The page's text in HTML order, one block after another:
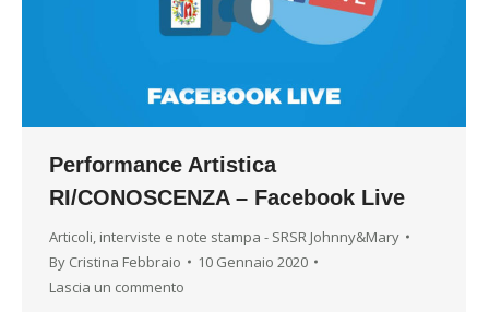
Performance Artistica
RI/CONOSCENZA – Facebook Live
Articoli, interviste e note stampa - SRSR Johnny&Mary
By Cristina Febbraio
10 Gennaio 2020
Lascia un commento